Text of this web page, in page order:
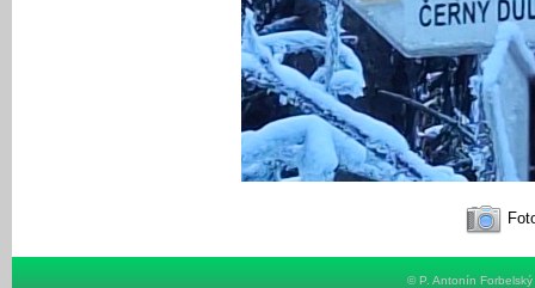
© P. Antonín